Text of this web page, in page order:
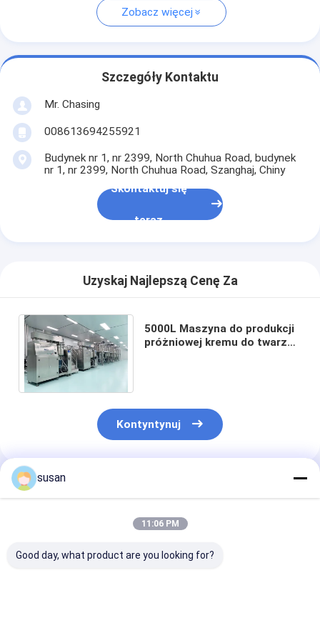
Zobacz więcej
Szczegóły Kontaktu
Mr. Chasing
008613694255921
Budynek nr 1, nr 2399, North Chuhua Road, budynek
nr 1, nr 2399, North Chuhua Road, Szanghaj, Chiny
Skontaktuj się
teraz
Uzyskaj Najlepszą Cenę Za
5000L Maszyna do produkcji
próżniowej kremu do twarzy
Kontyntynuj
Polecane Produkty
susan
11:06 PM
Good day, what product are you looking for?